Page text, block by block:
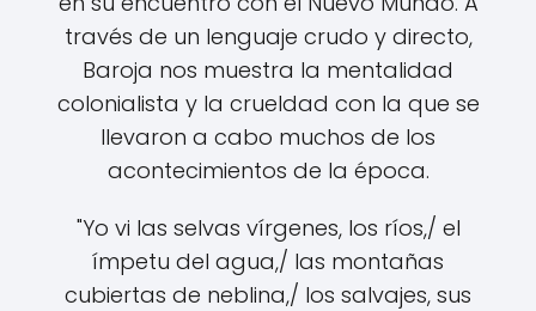
través de un lenguaje crudo y directo,
Baroja nos muestra la mentalidad
colonialista y la crueldad con la que se
llevaron a cabo muchos de los
acontecimientos de la época.
"Yo vi las selvas vírgenes, los ríos,/ el
ímpetu del agua,/ las montañas
cubiertas de neblina,/ los salvajes, sus